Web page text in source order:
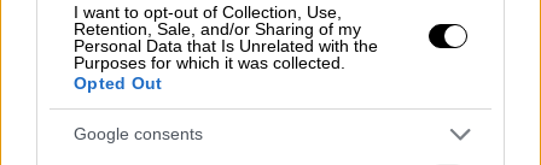
I want to opt-out of Collection, Use,
Retention, Sale, and/or Sharing of my
Personal Data that Is Unrelated with the
Purposes for which it was collected.
Opted Out
Google consents
εχθρικών drones. Αργά το βράδυ, ενημέρωσε
πως αναχαιτίστηκαν άλλα 11 μη
επανδρωμένα αεροσκάφη που
κατευθύνονταν προς τη ρωσική
πρωτεύουσα.